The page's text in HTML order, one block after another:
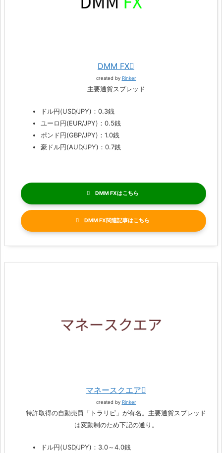
DMM FX
created by Rinker
主要通貨スプレッド
ドル円(USD/JPY)：0.3銭
ユーロ円(EUR/JPY)：0.5銭
ポンド円(GBP/JPY)：1.0銭
豪ドル円(AUD/JPY)：0.7銭
DMM FX
DMM FX関連記事
マネースクエア
created by Rinker
特許取得の自動売買「トラリピ」が有名。主要通貨スプレッド
は変動制のため下記の通り。
ドル円(USD/JPY)：3.0～4.0銭